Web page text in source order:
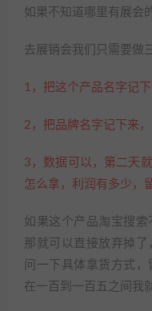
如果不知道哪里有展会
去展销会我们只需要做
1，把这个产品名字记
2，把品牌名字记下来
3，数据可以，第二天
怎么拿，利润有多少，
如果这个产品淘宝搜索
那就可以直接放弃掉
问一下具体拿货方式
在一百到一百五之间我